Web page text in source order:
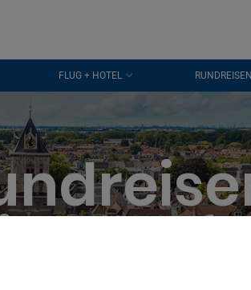
FLUG + HOTEL RUNDREISEN
Delft